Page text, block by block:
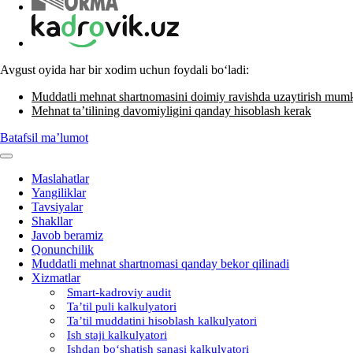
Avgust oyida har bir хodim uchun foydali boʻladi:
Muddatli mehnat shartnomasini doimiy ravishda uzaytirish
Mehnat ta’tilining davomiyligini qanday hisoblash kerak
Batafsil ma’lumot
Maslahatlar
Yangiliklar
Tavsiyalar
Shakllar
Javob beramiz
Qonunchilik
Muddatli mehnat shartnomasi qanday bekor qilinadi
Xizmatlar
Smart-kadroviy audit
Ta’til puli kalkulyatori
Ta’til muddatini hisoblash kalkulyatori
Ish staji kalkulyatori
Ishdan boʻshatish sanasi kalkulyatori